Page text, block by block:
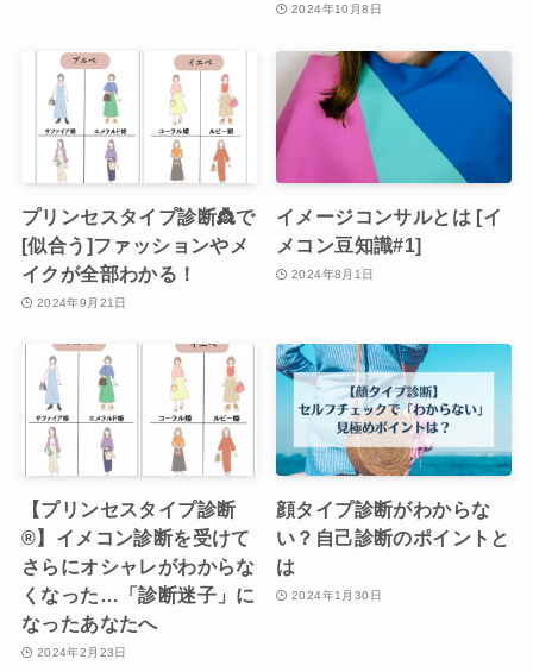
2024年10月8日
プリンセスタイプ診断👸で
[似合う]ファッションやメ
イクが全部わかる！
2024年9月21日
イメージコンサルとは [イ
メコン豆知識#1]
2024年8月1日
【プリンセスタイプ診断
®︎】イメコン診断を受けて
さらにオシャレがわからな
くなった…「診断迷子」に
なったあなたへ
2024年2月23日
顔タイプ診断がわからな
い？自己診断のポイントと
は
2024年1月30日